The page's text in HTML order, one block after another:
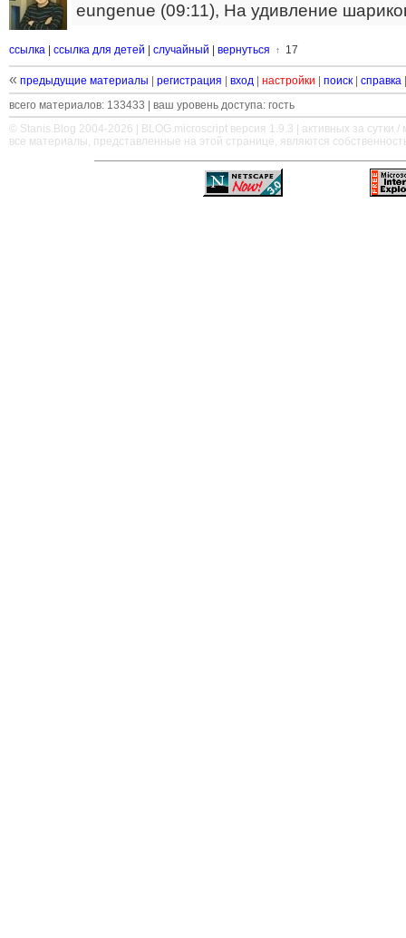
eungenue (09:11), На удивление
ссылка ссылка для детей случайный вернуться ↑ 17
« предыдущие материалы регистрация вход настройки поиск справка
всего материалов: 133433 | ваш уровень доступа: гость
© Stanis.Blog 2004-2026 |
BLOG.microscript версия 1.9.3 | активных за сутки /
все материалы, представленные на этой странице, являются
—————————————————————